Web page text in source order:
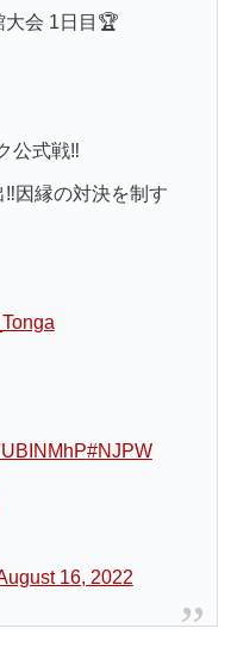
大会 1日目🏆
公式戦‼️
因縁の対決を制す
#NJPW
16, 2022